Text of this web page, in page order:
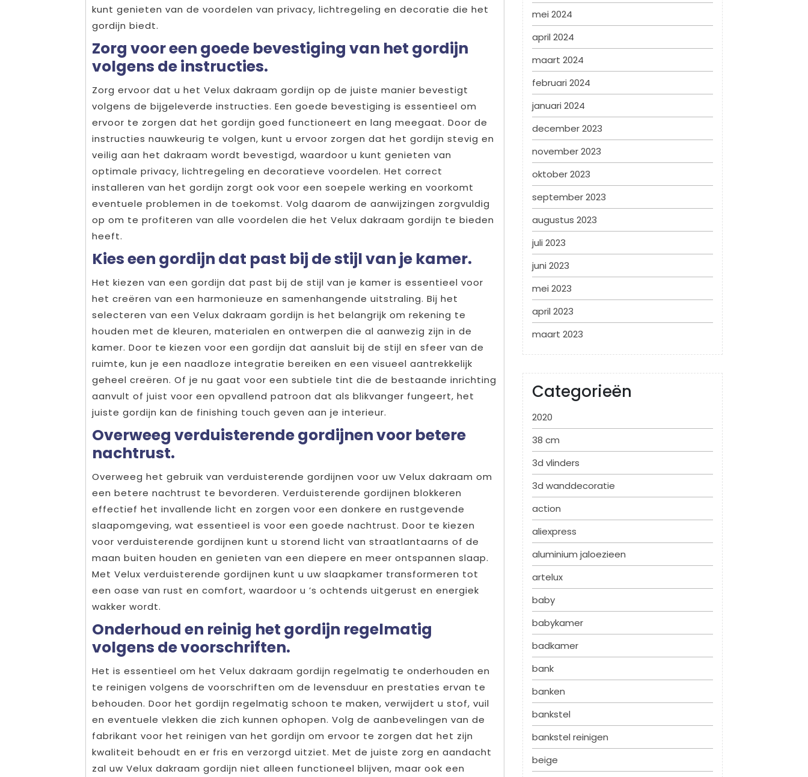
kunt genieten van de voordelen van privacy, lichtregeling en decoratie die het
gordijn biedt.
Zorg voor een goede bevestiging van het gordijn
volgens de instructies.
Zorg ervoor dat u het Velux dakraam gordijn op de juiste manier bevestigt
volgens de bijgeleverde instructies. Een goede bevestiging is essentieel om
ervoor te zorgen dat het gordijn goed functioneert en lang meegaat. Door de
instructies nauwkeurig te volgen, kunt u ervoor zorgen dat het gordijn stevig en
veilig aan het dakraam wordt bevestigd, waardoor u kunt genieten van
optimale privacy, lichtregeling en decoratieve voordelen. Het correct
installeren van het gordijn zorgt ook voor een soepele werking en voorkomt
eventuele problemen in de toekomst. Volg daarom de aanwijzingen zorgvuldig
op om te profiteren van alle voordelen die het Velux dakraam gordijn te bieden
heeft.
Kies een gordijn dat past bij de stijl van je kamer.
Het kiezen van een gordijn dat past bij de stijl van je kamer is essentieel voor
het creëren van een harmonieuze en samenhangende uitstraling. Bij het
selecteren van een Velux dakraam gordijn is het belangrijk om rekening te
houden met de kleuren, materialen en ontwerpen die al aanwezig zijn in de
kamer. Door te kiezen voor een gordijn dat aansluit bij de stijl en sfeer van de
ruimte, kun je een naadloze integratie bereiken en een visueel aantrekkelijk
geheel creëren. Of je nu gaat voor een subtiele tint die de bestaande inrichting
aanvult of juist voor een opvallend patroon dat als blikvanger fungeert, het
juiste gordijn kan de finishing touch geven aan je interieur.
Overweeg verduisterende gordijnen voor betere
nachtrust.
Overweeg het gebruik van verduisterende gordijnen voor uw Velux dakraam om
een betere nachtrust te bevorderen. Verduisterende gordijnen blokkeren
effectief het invallende licht en zorgen voor een donkere en rustgevende
slaapomgeving, wat essentieel is voor een goede nachtrust. Door te kiezen
voor verduisterende gordijnen kunt u storend licht van straatlantaarns of de
maan buiten houden en genieten van een diepere en meer ontspannen slaap.
Met Velux verduisterende gordijnen kunt u uw slaapkamer transformeren tot
een oase van rust en comfort, waardoor u ’s ochtends uitgerust en energiek
wakker wordt.
Onderhoud en reinig het gordijn regelmatig
volgens de voorschriften.
Het is essentieel om het Velux dakraam gordijn regelmatig te onderhouden en
te reinigen volgens de voorschriften om de levensduur en prestaties ervan te
behouden. Door het gordijn regelmatig schoon te maken, verwijdert u stof, vuil
en eventuele vlekken die zich kunnen ophopen. Volg de aanbevelingen van de
fabrikant voor het reinigen van het gordijn om ervoor te zorgen dat het zijn
kwaliteit behoudt en er fris en verzorgd uitziet. Met de juiste zorg en aandacht
zal uw Velux dakraam gordijn niet alleen functioneel blijven, maar ook een
mei 2024
april 2024
maart 2024
februari 2024
januari 2024
december 2023
november 2023
oktober 2023
september 2023
augustus 2023
juli 2023
juni 2023
mei 2023
april 2023
maart 2023
Categorieën
2020
38 cm
3d vlinders
3d wanddecoratie
action
aliexpress
aluminium jaloezieen
artelux
baby
babykamer
badkamer
bank
banken
bankstel
bankstel reinigen
beige